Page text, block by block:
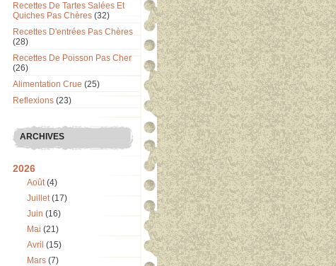
Recettes De Tartes Salées Et
Quiches Pas Chères (32)
Recettes D'entrées Pas Chères
(28)
Recettes De Poisson Pas Cher
(26)
Alimentation Crue (25)
Reflexions (23)
ARCHIVES
2026
Août(4)
Juillet(17)
Juin (16)
Mai (21)
Avril (15)
Mars (7)